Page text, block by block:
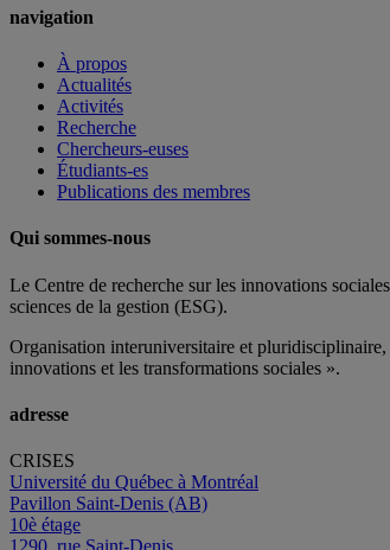
navigation
À propos
Actualités
Activités
Recherche
Chercheurs-euses
Étudiants-es
Publications des membres
Qui sommes-nous
Le Centre de recherche sur les innovations
sciences de la gestion (ESG).
Organisation interuniversitaire et pluridisciplinaire,
innovations et les transformations sociales ».
adresse
CRISES
Université du Québec à Montréal
Pavillon Saint-Denis (AB)
10è étage